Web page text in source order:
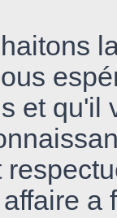
et qu'il
a